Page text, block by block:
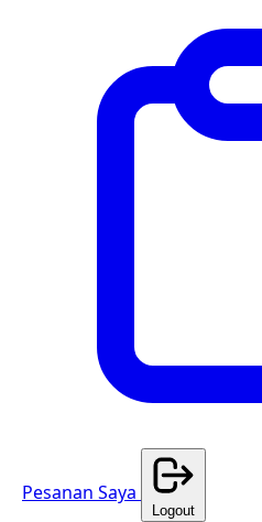
Pesanan Saya
Logout